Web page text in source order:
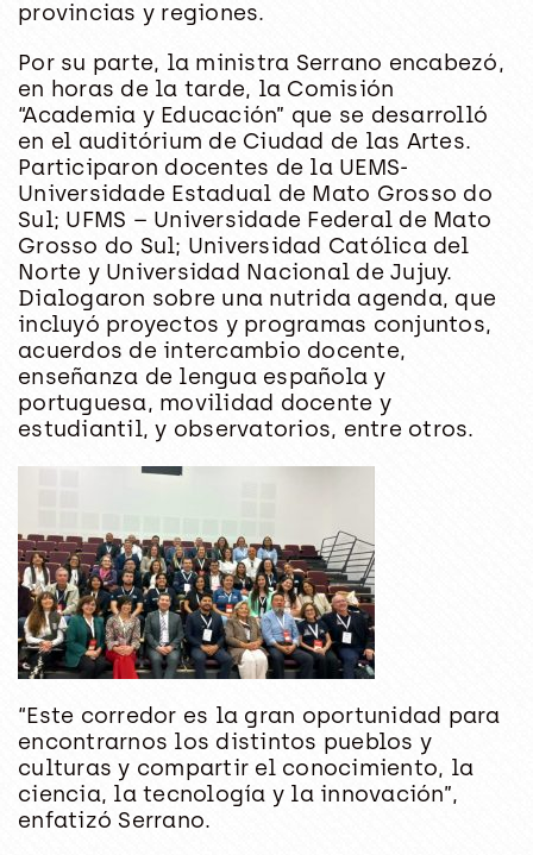
provincias y regiones.
Por su parte, la ministra Serrano encabezó,
en horas de la tarde, la Comisión
“Academia y Educación” que se desarrolló
en el auditórium de Ciudad de las Artes.
Participaron docentes de la UEMS-
Universidade Estadual de Mato Grosso do
Sul; UFMS – Universidade Federal de Mato
Grosso do Sul; Universidad Católica del
Norte y Universidad Nacional de Jujuy.
Dialogaron sobre una nutrida agenda, que
incluyó proyectos y programas conjuntos,
acuerdos de intercambio docente,
enseñanza de lengua española y
portuguesa, movilidad docente y
estudiantil, y observatorios, entre otros.
“Este corredor es la gran oportunidad para
encontrarnos los distintos pueblos y
culturas y compartir el conocimiento, la
ciencia, la tecnología y la innovación”,
enfatizó Serrano.